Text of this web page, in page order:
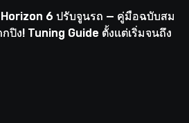
Horizon 6 ปรับจูนรถ — คู่มือฉบับสม
ปิง! Tuning Guide ตั้งแต่เริ่มจนถึง